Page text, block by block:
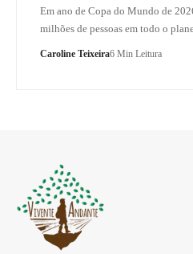
Em ano de Copa do Mundo de
milhões de pessoas em todo o
Caroline Teixeira6 Min Leitura